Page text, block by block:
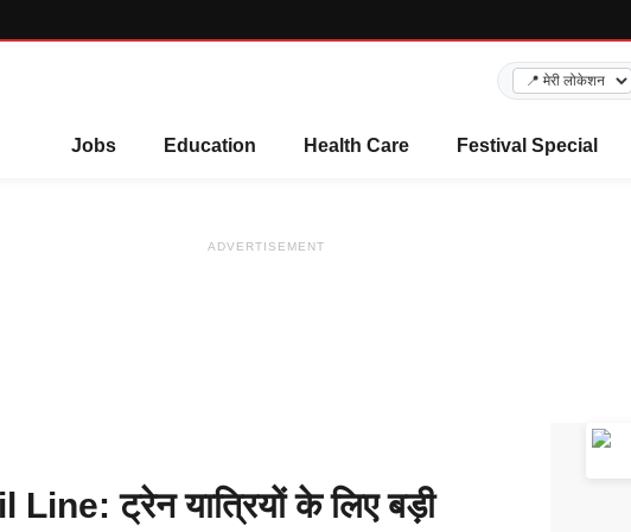
Jobs Education Health Care Festival Special
ADVERTISEMENT
ट्रेन यात्रियों के लिए बड़ी